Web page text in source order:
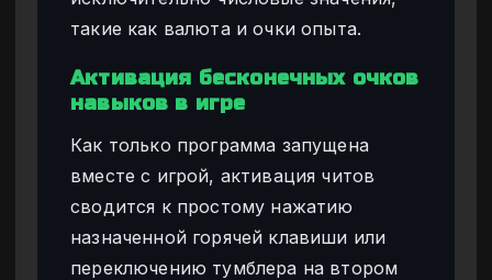
такие как валюта и очки опыта.
Активация бесконечных очков
навыков в игре
Как только программа запущена
вместе с игрой, активация читов
сводится к простому нажатию
назначенной горячей клавиши или
переключению тумблера на втором